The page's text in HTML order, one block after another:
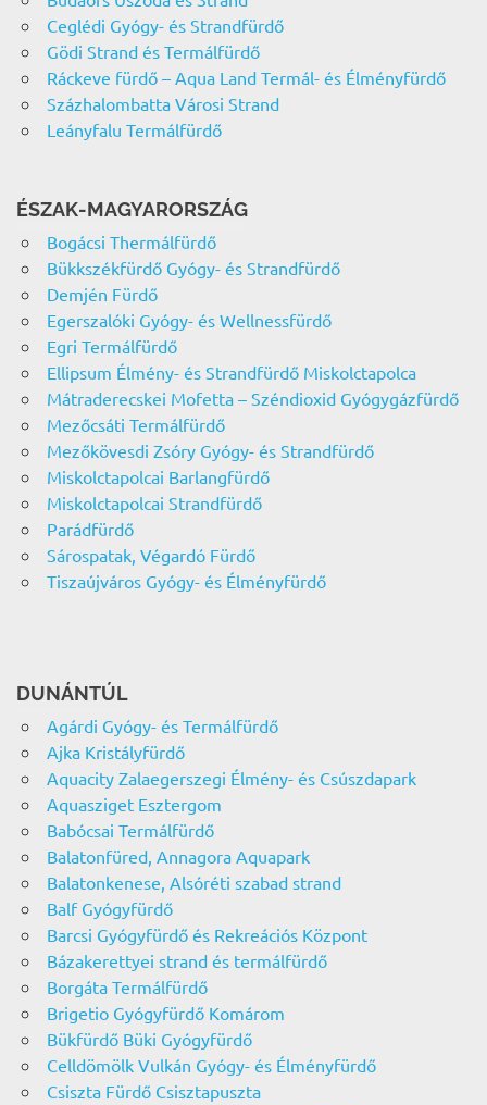
Ceglédi Gyógy- és Strandfürdő
Gödi Strand és Termálfürdő
Ráckeve fürdő – Aqua Land Termál- és Élményfürdő
Százhalombatta Városi Strand
Leányfalu Termálfürdő
ÉSZAK-MAGYARORSZÁG
Bogácsi Thermálfürdő
Bükkszékfürdő Gyógy- és Strandfürdő
Demjén Fürdő
Egerszalóki Gyógy- és Wellnessfürdő
Egri Termálfürdő
Ellipsum Élmény- és Strandfürdő Miskolctapolca
Mátraderecskei Mofetta – Széndioxid Gyógygázfürdő
Mezőcsáti Termálfürdő
Mezőkövesdi Zsóry Gyógy- és Strandfürdő
Miskolctapolcai Barlangfürdő
Miskolctapolcai Strandfürdő
Parádfürdő
Sárospatak, Végardó Fürdő
Tiszaújváros Gyógy- és Élményfürdő
DUNÁNTÚL
Agárdi Gyógy- és Termálfürdő
Ajka Kristályfürdő
Aquacity Zalaegerszegi Élmény- és Csúszdapark
Aquasziget Esztergom
Babócsai Termálfürdő
Balatonfüred, Annagora Aquapark
Balatonkenese, Alsóréti szabad strand
Balf Gyógyfürdő
Barcsi Gyógyfürdő és Rekreációs Központ
Bázakerettyei strand és termálfürdő
Borgáta Termálfürdő
Brigetio Gyógyfürdő Komárom
Bükfürdő Büki Gyógyfürdő
Celldömölk Vulkán Gyógy- és Élményfürdő
Csiszta Fürdő Csisztapuszta